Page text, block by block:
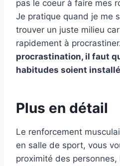
pas le coeur à faire mes
Je pratique quand je me
trouver un juste milieu
rapidement à
procrastination, il faut
habitudes soient
Plus en détail
Le renforcement
en salle de sport, vous
proximité des